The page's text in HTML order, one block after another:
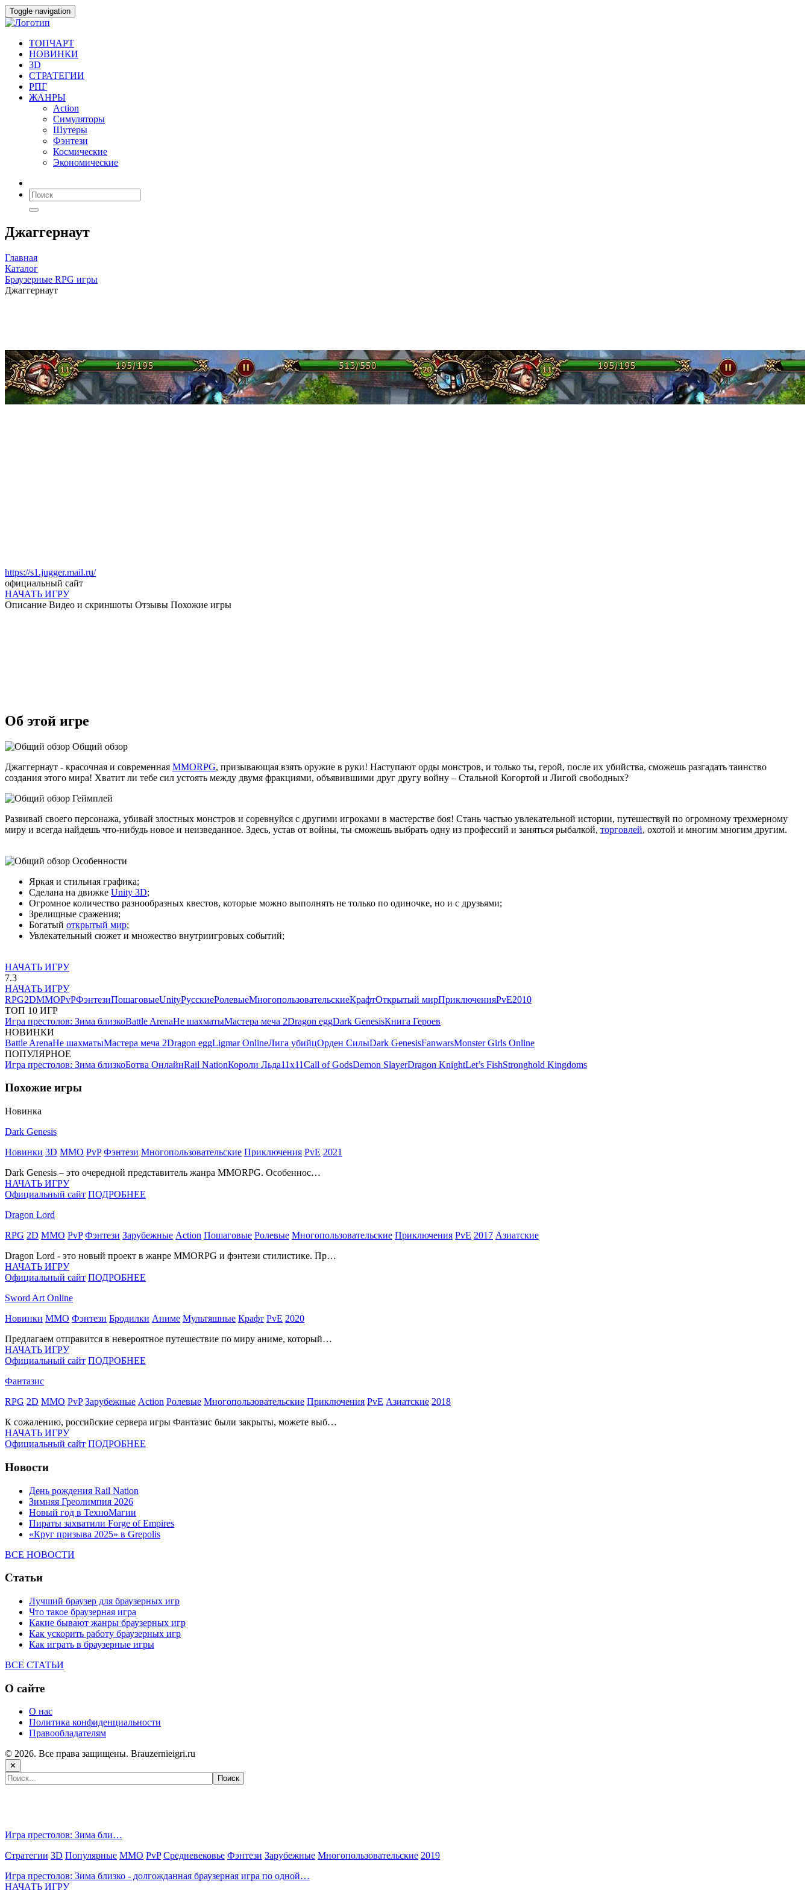
Toggle navigation
ТОПЧАРТ
НОВИНКИ
3D
СТРАТЕГИИ
РПГ
ЖАНРЫ
Action
Симуляторы
Шутеры
Фэнтези
Космические
Экономические
Джаггернаут
Главная
Каталог
Браузерные RPG игры
Джаггернаут
https://s1.jugger.mail.ru/
официальный сайт
НАЧАТЬ ИГРУ
Описание Видео и скриншоты Отзывы Похожие игры
Об этой игре
Общий обзор
Джаггернаут - красочная и современная MMORPG, призывающая взять оружие в руки! Наступают орды монстров, и только ты, герой, после их убийства, сможешь разгадать таинство
создания этого мира! Хватит ли тебе сил устоять между двумя фракциями, объявившими друг другу войну – Стальной Когортой и Лигой свободных?
Геймплей
Развивай своего персонажа, убивай злостных монстров и соревнуйся с другими игроками в мастерстве боя! Стань частью увлекательной истории, путешествуй по огромному трехмерному
миру и всегда найдешь что-нибудь новое и неизведанное. Здесь, устав от войны, ты сможешь выбрать одну из профессий и заняться рыбалкой, торговлей, охотой и многим многим другим.
Особенности
Яркая и стильная графика;
Сделана на движке Unity 3D;
Огромное количество разнообразных квестов, которые можно выполнять не только по одиночке, но и с друзьями;
Зрелищные сражения;
Богатый открытый мир;
Увлекательный сюжет и множество внутриигровых событий;
НАЧАТЬ ИГРУ
7.3
НАЧАТЬ ИГРУ
RPG2DMMOPvPФэнтезиПошаговыеUnityРусскиеРолевыеМногопользовательскиеКрафтОткрытый мирПриключенияPvE2010
ТОП 10 ИГР
Игра престолов: Зима близкоBattle ArenaНе шахматыМастера меча 2Dragon eggDark GenesisКнига Героев
НОВИНКИ
Battle ArenaНе шахматыМастера меча 2Dragon eggLigmar OnlineЛига убийцОрден СилыDark GenesisFanwarsMonster Girls Online
ПОПУЛЯРНОЕ
Игра престолов: Зима близкоБотва ОнлайнRail NationКороли Льда11х11Call of GodsDemon SlayerDragon KnightLet’s FishStronghold Kingdoms
Похожие игры
Новинка
Dark Genesis
Новинки 3D MMO PvP Фэнтези Многопользовательские Приключения PvE 2021
Dark Genesis – это очередной представитель жанра MMORPG. Особеннос…
НАЧАТЬ ИГРУ
Официальный сайт ПОДРОБНЕЕ
Dragon Lord
RPG 2D MMO PvP Фэнтези Зарубежные Action Пошаговые Ролевые Многопользовательские Приключения PvE 2017 Азиатские
Dragon Lord - это новый проект в жанре MMORPG и фэнтези стилистике. Пр…
НАЧАТЬ ИГРУ
Официальный сайт ПОДРОБНЕЕ
Sword Art Online
Новинки MMO Фэнтези Бродилки Аниме Мультяшные Крафт PvE 2020
Предлагаем отправится в невероятное путешествие по миру аниме, который…
НАЧАТЬ ИГРУ
Официальный сайт ПОДРОБНЕЕ
Фантазис
RPG 2D MMO PvP Зарубежные Action Ролевые Многопользовательские Приключения PvE Азиатские 2018
К сожалению, российские сервера игры Фантазис были закрыты, можете выб…
НАЧАТЬ ИГРУ
Официальный сайт ПОДРОБНЕЕ
Новости
День рождения Rail Nation
Зимняя Греолимпия 2026
Новый год в ТехноМагии
Пираты захватили Forge of Empires
«Круг призыва 2025» в Grepolis
ВСЕ НОВОСТИ
Статьи
Лучший браузер для браузерных игр
Что такое браузерная игра
Какие бывают жанры браузерных игр
Как ускорить работу браузерных игр
Как играть в браузерные игры
ВСЕ СТАТЬИ
О сайте
О нас
Политика конфиденциальности
Правообладателям
© 2026. Все права защищены. Brauzernieigri.ru
✕
Игра престолов: Зима бли…
Стратегии 3D Популярные MMO PvP Средневековье Фэнтези Зарубежные Многопользовательские 2019
Игра престолов: Зима близко - долгожданная браузерная игра по одной…
НАЧАТЬ ИГРУ